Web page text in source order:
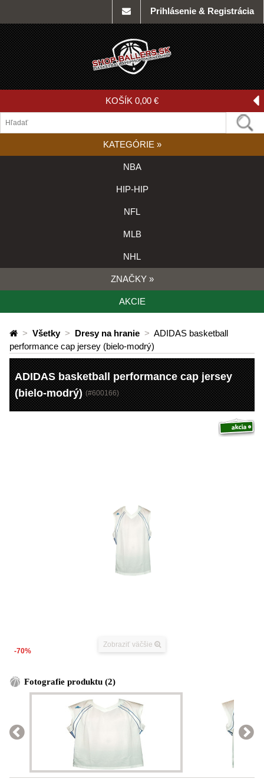
Prihlásenie & Registrácia
KOŠÍK 0,00 €
KATEGÓRIE »
NBA
HIP-HIP
NFL
MLB
NHL
ZNAČKY »
AKCIE
> Všetky > Dresy na hranie > ADIDAS basketball
performance cap jersey (bielo-modrý)
ADIDAS basketball performance cap jersey
(bielo-modrý) (#600166)
Zobraziť väčšie
-70%
Fotografie produktu (2)